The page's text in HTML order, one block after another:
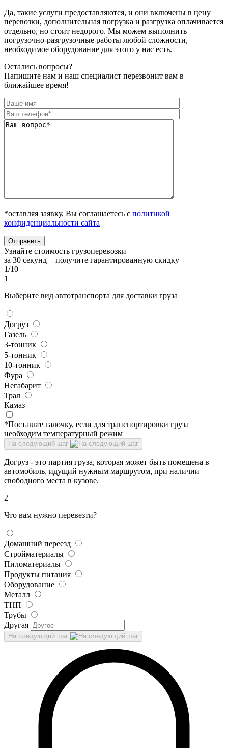
Да, такие услуги предоставляются, и они включены в цену
перевозки, дополнительная погрузка и разгрузка оплачивается
отдельно, но стоит недорого. Мы можем выполнить
погрузочно-разгрузочные работы любой сложности,
необходимое оборудование для этого у нас есть.
Остались вопросы?
Напишите нам и наш специалист перезвонит вам в
ближайшее время!
*оставляя заявку, Вы соглашаетесь с политикой
конфиденциальности сайта
Узнайте стоимость грузоперевозки
за 30 секунд + получите гарантированную скидку
1/10
1
Выберите вид автотранспорта для доставки груза
Догруз
Газель
3-тонник
5-тонник
10-тонник
Фура
Негабарит
Трал
Камаз
*Поставьте галочку, если для транспортировки груза
необходим температурный режим
На следующий шаг
Догруз - это партия груза, которая может быть помещена в
автомобиль, идущий нужным маршрутом, при наличии
свободного места в кузове.
2
Что вам нужно перевезти?
Домашний переезд
Стройматериалы
Пиломатериалы
Продукты питания
Оборудование
Металл
ТНП
Трубы
Другая
На следующий шаг